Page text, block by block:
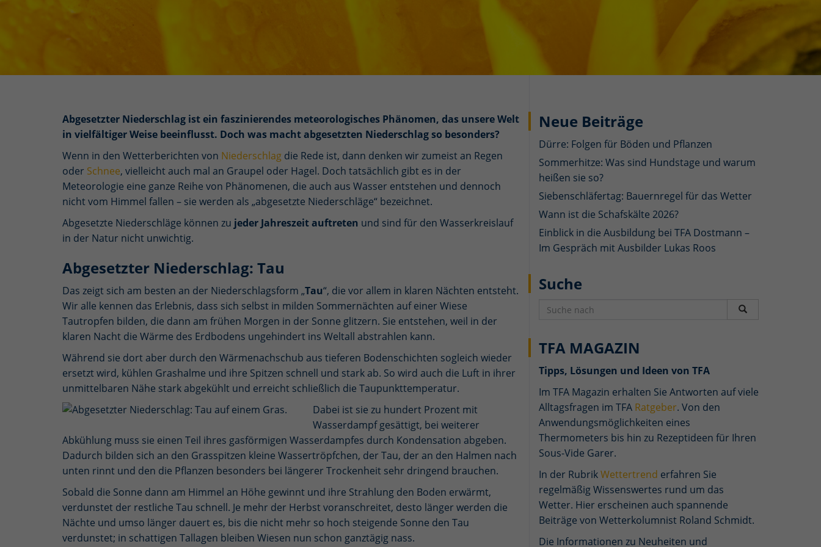
Abgesetzter Niederschlag ist ein faszinierendes meteorologisches Phänomen, das unsere Welt
in vielfältiger Weise beeinflusst. Doch was macht abgesetzten Niederschlag so besonders?
Wenn in den Wetterberichten von Niederschlag die Rede ist, dann denken wir zumeist an Regen
oder Schnee, vielleicht auch mal an Graupel oder Hagel. Doch tatsächlich gibt es in der
Meteorologie eine ganze Reihe von Phänomenen, die auch aus Wasser entstehen und dennoch
nicht vom Himmel fallen – sie werden als „abgesetzte Niederschläge“ bezeichnet.
Abgesetzte Niederschläge können zu jeder Jahreszeit auftreten und sind für den Wasserkreislauf
in der Natur nicht unwichtig.
Abgesetzter Niederschlag: Tau
Das zeigt sich am besten an der Niederschlagsform „Tau“, die vor allem in klaren Nächten entsteht.
Wir alle kennen das Erlebnis, dass sich selbst in milden Sommernächten auf einer Wiese
Tautropfen bilden, die dann am frühen Morgen in der Sonne glitzern. Sie entstehen, weil in der
klaren Nacht die Wärme des Erdbodens ungehindert ins Weltall abstrahlen kann.
Während sie dort aber durch den Wärmenachschub aus tieferen Bodenschichten sogleich wieder
ersetzt wird, kühlen Grashalme und ihre Spitzen schnell und stark ab. So wird auch die Luft in ihrer
unmittelbaren Nähe stark abgekühlt und erreicht schließlich die Taupunkttemperatur.
Dabei ist sie zu hundert Prozent mit
Wasserdampf gesättigt, bei weiterer
Abkühlung muss sie einen Teil ihres gasförmigen Wasserdampfes durch Kondensation abgeben.
Dadurch bilden sich an den Grasspitzen kleine Wassertröpfchen, der Tau, der an den Halmen nach
unten rinnt und den die Pflanzen besonders bei längerer Trockenheit sehr dringend brauchen.
Sobald die Sonne dann am Himmel an Höhe gewinnt und ihre Strahlung den Boden erwärmt,
verdunstet der restliche Tau schnell. Je mehr der Herbst voranschreitet, desto länger werden die
Nächte und umso länger dauert es, bis die nicht mehr so hoch steigende Sonne den Tau
verdunstet; in schattigen Tallagen bleiben Wiesen nun schon ganztägig nass.
Neue Beiträge
Dürre: Folgen für Böden und Pflanzen
Sommerhitze: Was sind Hundstage und warum
heißen sie so?
Siebenschläfertag: Bauernregel für das Wetter
Wann ist die Schafskälte 2026?
Einblick in die Ausbildung bei TFA Dostmann –
Im Gespräch mit Ausbilder Lukas Roos
Suche
TFA MAGAZIN
Tipps, Lösungen und Ideen von TFA
Im TFA Magazin erhalten Sie Antworten auf viele
Alltagsfragen im TFA Ratgeber. Von den
Anwendungsmöglichkeiten eines
Thermometers bis hin zu Rezeptideen für Ihren
Sous-Vide Garer.
In der RubrikWettertrend erfahren Sie
regelmäßig Wissenswertes rund um das
Wetter. Hier erscheinen auch spannende
Beiträge von Wetterkolumnist Roland Schmidt.
Die Informationen zu Neuheiten und